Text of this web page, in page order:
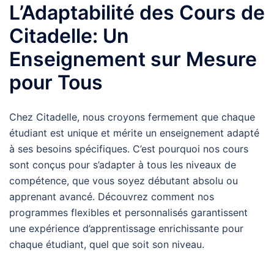
L’Adaptabilité des Cours de
Citadelle: Un
Enseignement sur Mesure
pour Tous
Chez Citadelle, nous croyons fermement que chaque
étudiant est unique et mérite un enseignement adapté
à ses besoins spécifiques. C’est pourquoi nos cours
sont conçus pour s’adapter à tous les niveaux de
compétence, que vous soyez débutant absolu ou
apprenant avancé. Découvrez comment nos
programmes flexibles et personnalisés garantissent
une expérience d’apprentissage enrichissante pour
chaque étudiant, quel que soit son niveau.